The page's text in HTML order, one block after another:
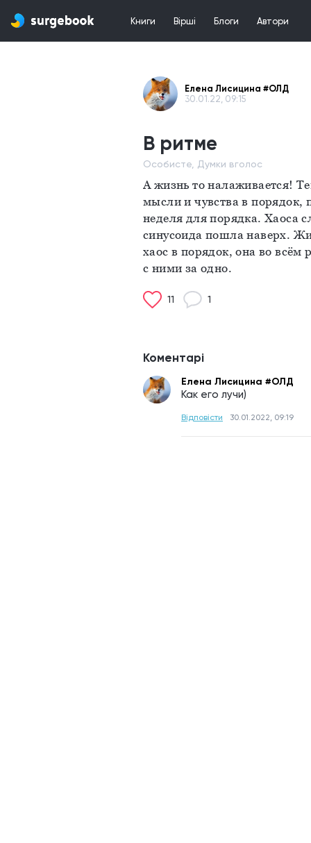
Книги Вірші Блоги Автори
Елена Лисицина #ОЛД
30.01.22, 09:15
В ритме
Особисте, Думки вголос
А жизнь то налаживается!
мысли и чувства в порядок,
неделя для порядка. Хаоса
синусоида пошла наверх.
хаос в порядок, она во всём
с ними за одно.
11 1
Коментарі
Елена Лисицина #ОЛД
Как его лучи)
Відповісти 30.01.2022, 09:19